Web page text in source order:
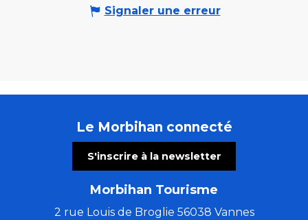
Signaler une erreur
Le Morbihan connecté
S'inscrire à la newsletter
Morbihan Tourisme
2 rue Louis de Broglie 56038 Vannes